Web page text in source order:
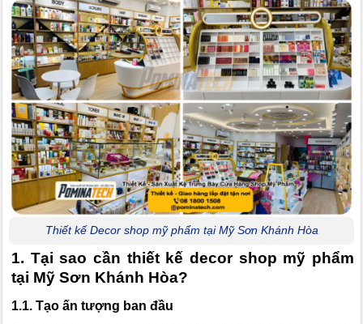
Thiết kế Decor shop mỹ phẩm tại Mỹ Sơn Khánh Hòa
1. Tại sao cần thiết kế decor shop mỹ phẩm
tại Mỹ Sơn Khánh Hòa?
1.1. Tạo ấn tượng ban đầu